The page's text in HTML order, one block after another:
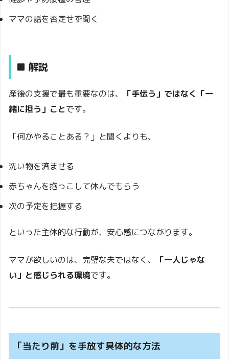
ママの話を否定せず聞く
■ 解説
産後の支援で最も重要なのは、
「手伝う」ではなく「一
緒に担う」ことです。
「何かやることある？」と聞くよりも、
洗い物を済ませる
赤ちゃんを抱っこして休んでもらう
次の予定を把握する
といった主体的な行動が、安心感につながります。
ママが欲しいのは、完璧な夫ではなく、
「一人じゃな
い」と感じられる環境です。
「当たり前」を手放す具体的な方法